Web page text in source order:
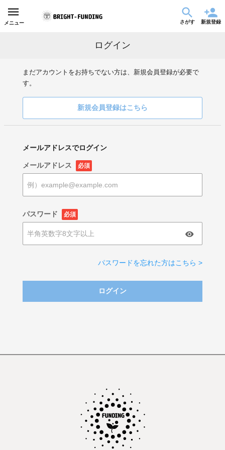
メニュー さがす 新規登録
ログイン
まだアカウントをお持ちでない方は、新規会員登録が必要で
す。
新規会員登録はこちら
メールアドレスでログイン
メールアドレス 必須
パスワード 必須
パスワードを忘れた方はこちら >
ログイン